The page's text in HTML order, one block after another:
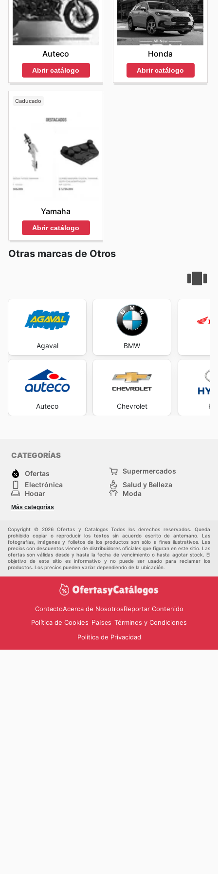
a información sobre descuentos y promociones,
consolidando su reputación como una marca que
entiende las prioridades de sus consumidores. Visita
Miniso's website today to explore the best deals and
start saving now.
Auteco
Abrir catálogo
Honda
Abrir catálogo
Caducado
Yamaha
Abrir catálogo
Otras marcas de Otros
Agaval
Auteco
BMW
Chevrolet
CATEGORÍAS
Ofertas
Supermercados
Electrónica
Salud y Belleza
Hogar
Moda
Herramientas y jardinería
Infancia
Más categorías
Copyright © 2026 Ofertas y Catalogos Todos los derechos reservados. Queda
prohibido copiar o reproducir los textos sin acuerdo escrito de antemano. Las
fotografías, imágenes y folletos de los productos son sólo a fines ilustrativos. Las
precios con descuentos vienen de distribuidores oficiales que figuran en este sitio. Las
ofertas son válidas desde y hasta la fecha de vencimiento o hasta agotar stock. El
objetivo de este sitio es informativo y no puede ser usado para reclamar los
productos. Los precios pueden variar dependiendo de la ubicación.
ContactoAcerca de NosotrosReportar Contenido
Política de Cookies Países Términos y Condiciones
Política de Privacidad